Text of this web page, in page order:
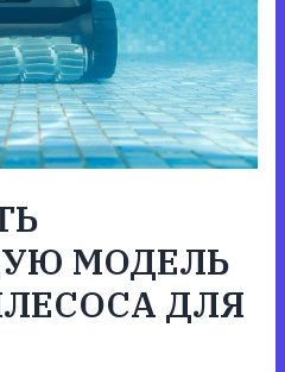
МОДЕЛЬ
ДЛЯ